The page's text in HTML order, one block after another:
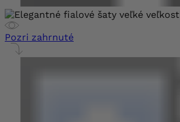
Pozri zahrnuté